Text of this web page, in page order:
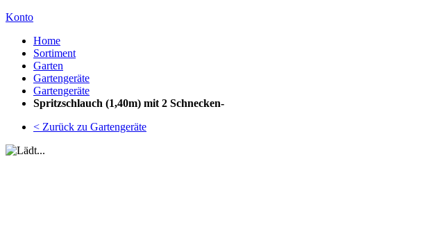
Konto
Home
Sortiment
Garten
Gartengeräte
Gartengeräte
Spritzschlauch (1,40m) mit 2 Schnecken-
< Zurück zu Gartengeräte